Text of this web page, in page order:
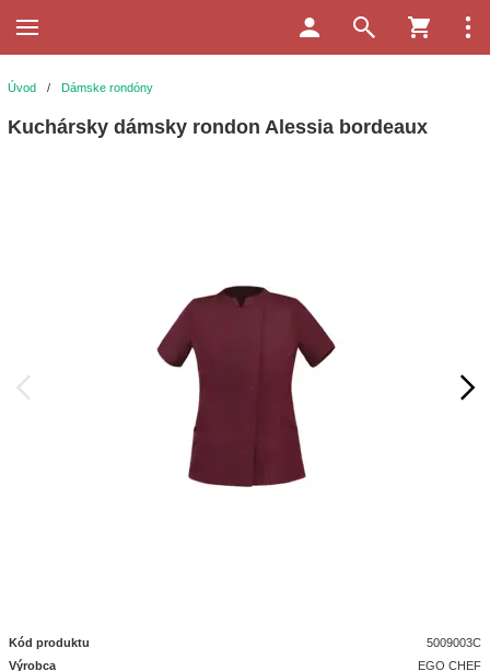
Úvod / Dámske rondóny
Kuchársky dámsky rondon Alessia bordeaux
Kód produktu
5009003C
Výrobca
EGO CHEF